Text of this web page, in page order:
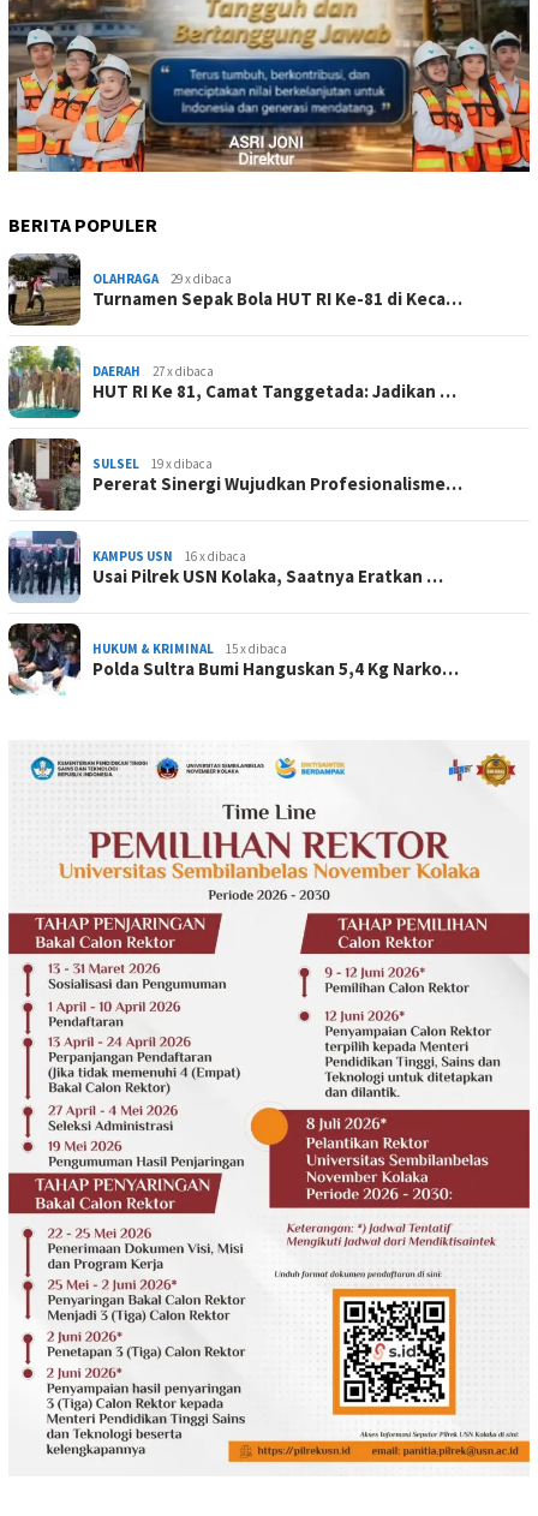
BERITA POPULER
OLAHRAGA 29 x dibaca
Turnamen Sepak Bola HUT RI Ke-81 di Keca…
DAERAH 27 x dibaca
HUT RI Ke 81, Camat Tanggetada: Jadikan …
SULSEL 19 x dibaca
Pererat Sinergi Wujudkan Profesionalisme…
KAMPUS USN 16 x dibaca
Usai Pilrek USN Kolaka, Saatnya Eratkan …
HUKUM & KRIMINAL 15 x dibaca
Polda Sultra Bumi Hanguskan 5,4 Kg Narko…